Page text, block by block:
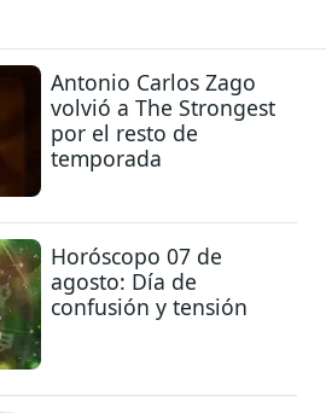
Antonio Carlos Zago
volvió a The Strongest
por el resto de
temporada
Horóscopo 07 de
agosto: Día de
confusión y tensión